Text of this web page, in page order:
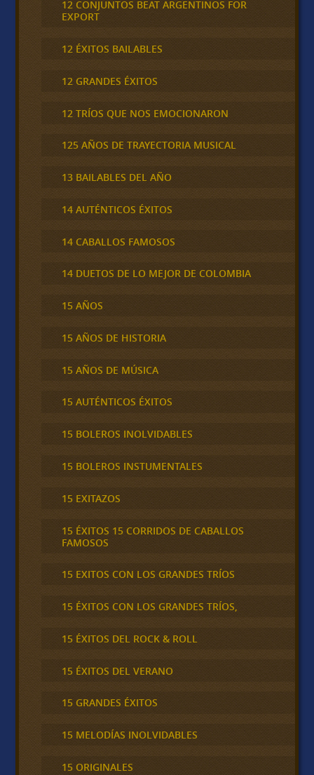
12 CONJUNTOS BEAT ARGENTINOS FOR
EXPORT
12 ÉXITOS BAILABLES
12 GRANDES ÉXITOS
12 TRÍOS QUE NOS EMOCIONARON
125 AÑOS DE TRAYECTORIA MUSICAL
13 BAILABLES DEL AÑO
14 AUTÉNTICOS ÉXITOS
14 CABALLOS FAMOSOS
14 DUETOS DE LO MEJOR DE COLOMBIA
15 AÑOS
15 AÑOS DE HISTORIA
15 AÑOS DE MÚSICA
15 AUTÉNTICOS ÉXITOS
15 BOLEROS INOLVIDABLES
15 BOLEROS INSTUMENTALES
15 EXITAZOS
15 ÉXITOS 15 CORRIDOS DE CABALLOS
FAMOSOS
15 EXITOS CON LOS GRANDES TRÍOS
15 ÉXITOS CON LOS GRANDES TRÍOS,
15 ÉXITOS DEL ROCK & ROLL
15 ÉXITOS DEL VERANO
15 GRANDES ÉXITOS
15 MELODÍAS INOLVIDABLES
15 ORIGINALES